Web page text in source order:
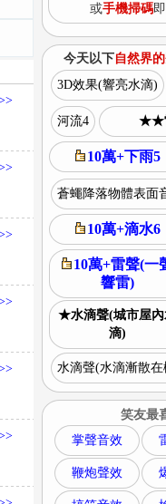
或手機掃碼即
今天以下自然界
3D效果(響亮水滴)
河流4 ★★
10萬+下雨5
蒼蠅降落物體表面
10萬+滴水6
10萬+雷聲(一
響雷)
★水滴聲(城市屋內
滴)
水滴聲(水滴漸散在
笑友最
掌聲音效
鞭炮聲效